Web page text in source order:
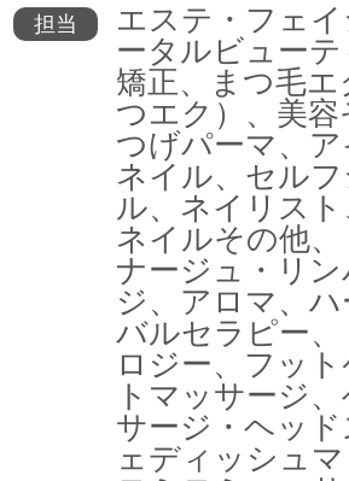
担当
エステ・フェ
ータルビュー
矯正、まつ毛
つエク）、美
つげパーマ、
ネイル、セル
ル、ネイリス
ネイルその他
ナージュ・リ
ジ、アロマ、
バルセラピー
ロジー、フッ
トマッサージ
サージ・ヘッ
ェディッシュ